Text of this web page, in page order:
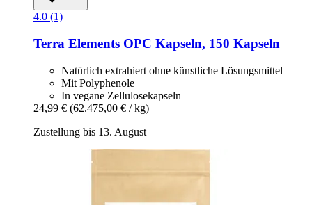
4.0 (1)
Terra Elements OPC Kapseln, 150 Kapseln
Natürlich extrahiert ohne künstliche Lösungsmittel
Mit Polyphenole
In vegane Zellulosekapseln
24,99 € (62.475,00 € / kg)
Zustellung bis 13. August